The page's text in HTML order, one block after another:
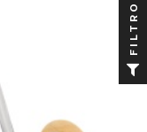
FILTRO